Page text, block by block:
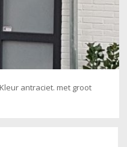
antraciet. met groot